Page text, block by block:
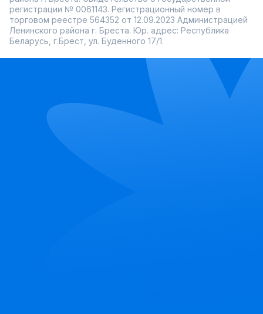
регистрации № 0061143. Регистрационный номер в
торговом реестре 564352 от 12.09.2023 Администрацией
Ленинского района г. Бреста. Юр. адрес: Республика
Беларусь, г.Брест, ул. Буденного 17/1.